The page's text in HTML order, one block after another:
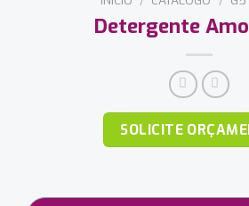
Detergente
SOLICITE